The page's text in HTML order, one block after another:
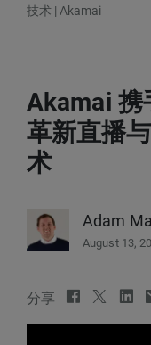
技术 | Akamai
Akamai
革新直播
术
Adam
August 13,
分享